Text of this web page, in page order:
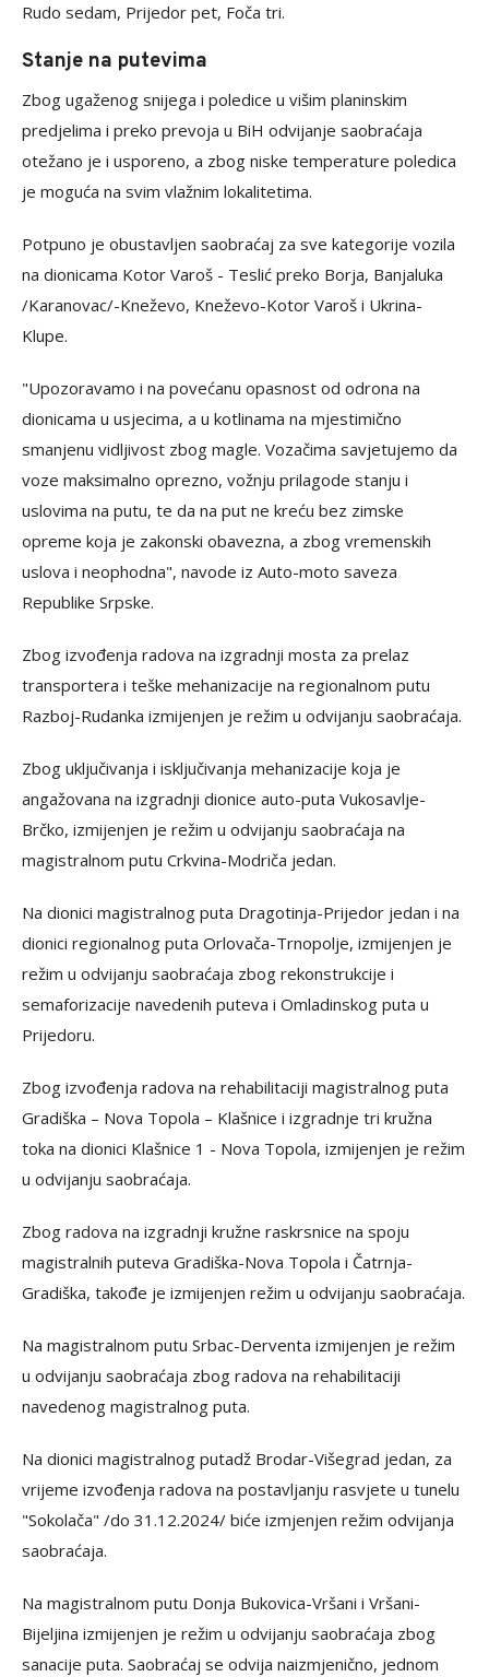
Rudo sedam, Prijedor pet, Foča tri.
Stanje na putevima
Zbog ugaženog snijega i poledice u višim planinskim
predjelima i preko prevoja u BiH odvijanje saobraćaja
otežano je i usporeno, a zbog niske temperature poledica
je moguća na svim vlažnim lokalitetima.
Potpuno je obustavljen saobraćaj za sve kategorije vozila
na dionicama Kotor Varoš - Teslić preko Borja, Banjaluka
/Karanovac/-Kneževo, Kneževo-Kotor Varoš i Ukrina-
Klupe.
"Upozoravamo i na povećanu opasnost od odrona na
dionicama u usjecima, a u kotlinama na mjestimično
smanjenu vidljivost zbog magle. Vozačima savjetujemo da
voze maksimalno oprezno, vožnju prilagode stanju i
uslovima na putu, te da na put ne kreću bez zimske
opreme koja je zakonski obavezna, a zbog vremenskih
uslova i neophodna", navode iz Auto-moto saveza
Republike Srpske.
Zbog izvođenja radova na izgradnji mosta za prelaz
transportera i teške mehanizacije na regionalnom putu
Razboj-Rudanka izmijenjen je režim u odvijanju saobraćaja.
Zbog uključivanja i isključivanja mehanizacije koja je
angažovana na izgradnji dionice auto-puta Vukosavlje-
Brčko, izmijenjen je režim u odvijanju saobraćaja na
magistralnom putu Crkvina-Modriča jedan.
Na dionici magistralnog puta Dragotinja-Prijedor jedan i na
dionici regionalnog puta Orlovača-Trnopolje, izmijenjen je
režim u odvijanju saobraćaja zbog rekonstrukcije i
semaforizacije navedenih puteva i Omladinskog puta u
Prijedoru.
Zbog izvođenja radova na rehabilitaciji magistralnog puta
Gradiška – Nova Topola – Klašnice i izgradnje tri kružna
toka na dionici Klašnice 1 - Nova Topola, izmijenjen je režim
u odvijanju saobraćaja.
Zbog radova na izgradnji kružne raskrsnice na spoju
magistralnih puteva Gradiška-Nova Topola i Čatrnja-
Gradiška, takođe je izmijenjen režim u odvijanju saobraćaja.
Na magistralnom putu Srbac-Derventa izmijenjen je režim
u odvijanju saobraćaja zbog radova na rehabilitaciji
navedenog magistralnog puta.
Na dionici magistralnog putadž Brodar-Višegrad jedan, za
vrijeme izvođenja radova na postavljanju rasvjete u tunelu
"Sokolača" /do 31.12.2024/ biće izmjenjen režim odvijanja
saobraćaja.
Na magistralnom putu Donja Bukovica-Vršani i Vršani-
Bijeljina izmijenjen je režim u odvijanju saobraćaja zbog
sanacije puta. Saobraćaj se odvija naizmjenično, jednom